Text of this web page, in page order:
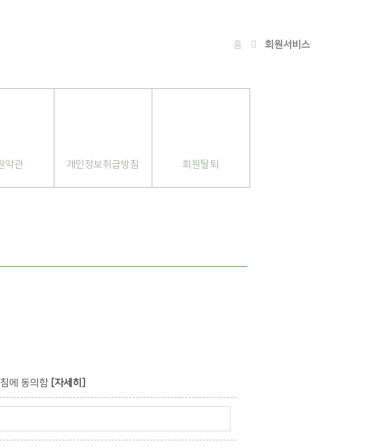
홈 회원서비스
약관 개인정보취급방침 회원탈퇴
에 동의함 [자세히]